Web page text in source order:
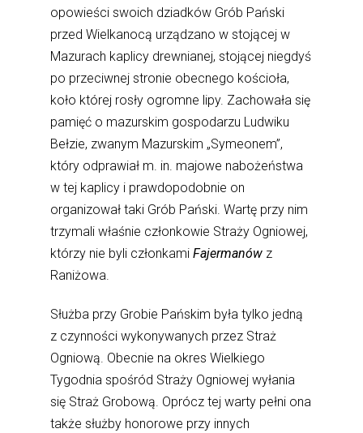
opowieści swoich dziadków Grób Pański
przed Wielkanocą urządzano w stojącej w
Mazurach kaplicy drewnianej, stojącej niegdyś
po przeciwnej stronie obecnego kościoła,
koło której rosły ogromne lipy. Zachowała się
pamięć o mazurskim gospodarzu Ludwiku
Bełzie, zwanym Mazurskim „Symeonem”,
który odprawiał m. in. majowe nabożeństwa
w tej kaplicy i prawdopodobnie on
organizował taki Grób Pański. Wartę przy nim
trzymali właśnie członkowie Straży Ogniowej,
którzy nie byli członkamiFajermanów z
Raniżowa.
Służba przy Grobie Pańskim była tylko jedną
z czynności wykonywanych przez Straż
Ogniową. Obecnie na okres Wielkiego
Tygodnia spośród Straży Ogniowej wyłania
się Straż Grobową. Oprócz tej warty pełni ona
także służby honorowe przy innych